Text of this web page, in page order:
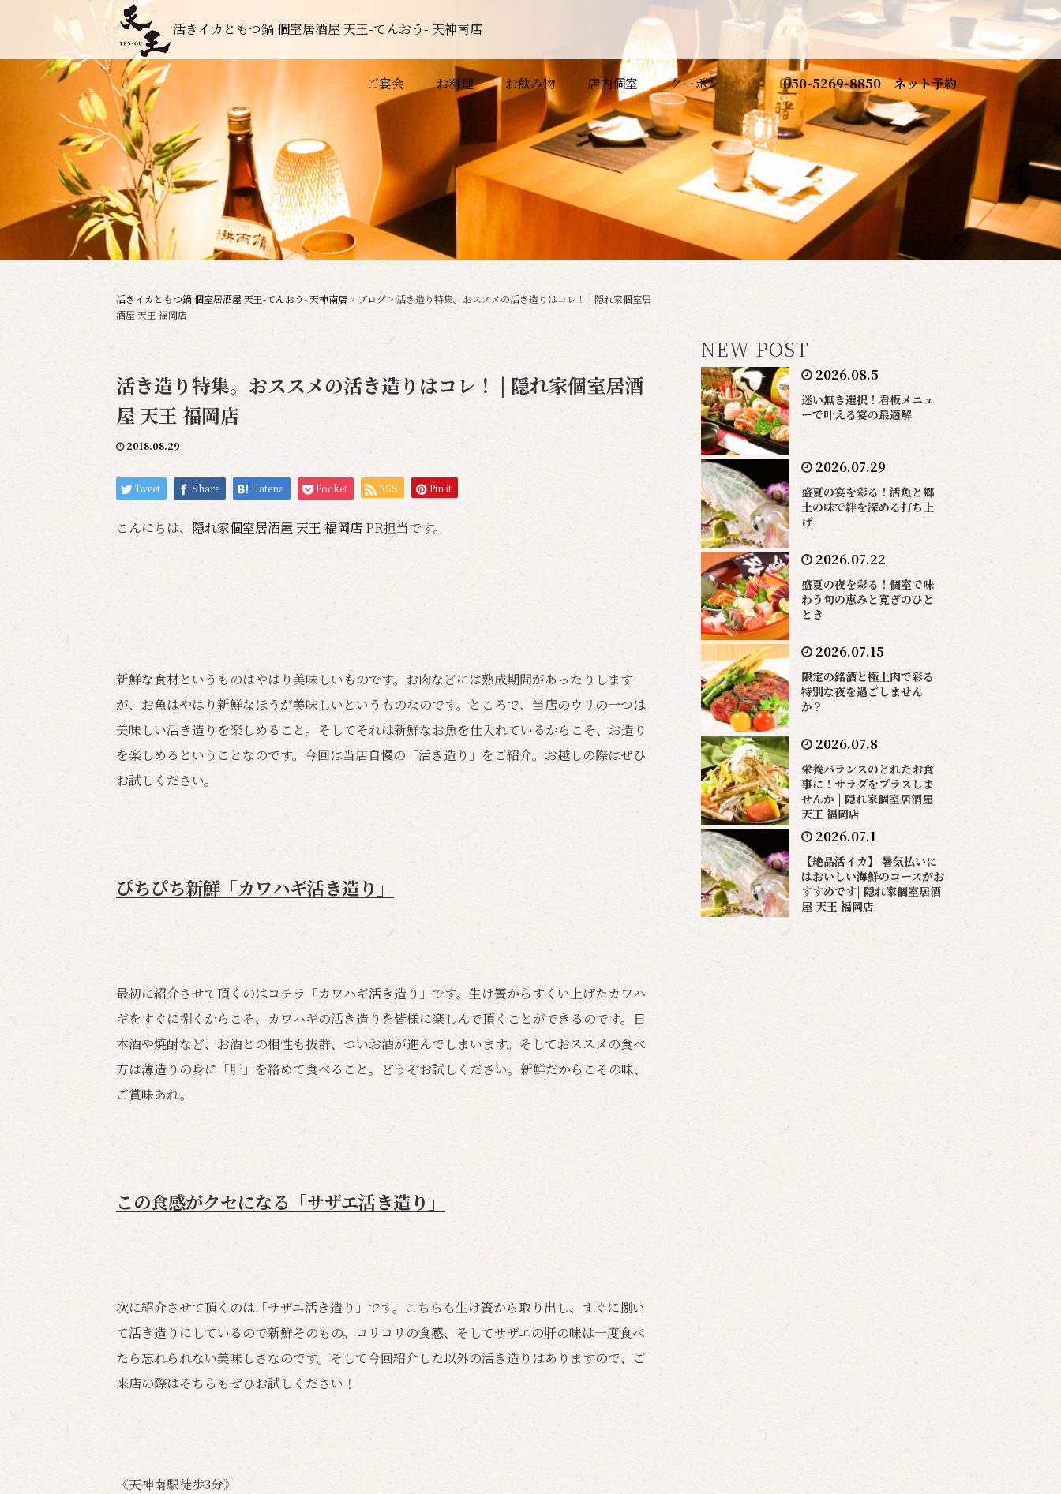
活きイカともつ鍋 個室居酒屋 天王-てんおう- 天神南店
ご宴会 お料理 お飲み物 店内個室 クーポン 050-5269-8850 ネット予約
活きイカともつ鍋 個室居酒屋 天王-てんおう- 天神南店> ブログ> 活き造り特集。おススメの活き造りはコレ！ | 隠れ家個室居
酒屋 天王 福岡店
活き造り特集。おススメの活き造りはコレ！ | 隠れ家個室居酒
屋 天王 福岡店
2018.08.29
Tweet Share Hatena Pocket RSS Pin it
こんにちは、 隠れ家個室居酒屋 天王 福岡店 PR担当です。
新鮮な食材というものはやはり美味しいものです。お肉などには熟成期間があったりします
が、お魚はやはり新鮮なほうが美味しいというものなのです。ところで、当店のウリの一つは
美味しい活き造りを楽しめること。そしてそれは新鮮なお魚を仕入れているからこそ、お造り
を楽しめるということなのです。今回は当店自慢の「活き造り」をご紹介。お越しの際はぜひ
お試しください。
ぴちぴち新鮮「カワハギ活き造り」
最初に紹介させて頂くのはコチラ「カワハギ活き造り」です。生け簀からすくい上げたカワハ
ギをすぐに捌くからこそ、カワハギの活き造りを皆様に楽しんで頂くことができるのです。日
本酒や焼酎など、お酒との相性も抜群、ついお酒が進んでしまいます。そしておススメの食べ
方は薄造りの身に「肝」を絡めて食べること。どうぞお試しください。新鮮だからこその味、
ご賞味あれ。
この食感がクセになる「サザエ活き造り」
次に紹介させて頂くのは「サザエ活き造り」です。こちらも生け簀から取り出し、すぐに捌い
て活き造りにしているので新鮮そのもの。コリコリの食感、そしてサザエの肝の味は一度食べ
たら忘れられない美味しさなのです。そして今回紹介した以外の活き造りはありますので、ご
来店の際はそちらもぜひお試しください！
《天神南駅徒歩3分》
NEW POST
2026.08.5
迷い無き選択！看板メニュ
ーで叶える宴の最適解
2026.07.29
盛夏の宴を彩る！活魚と郷
土の味で絆を深める打ち上
げ
2026.07.22
盛夏の夜を彩る！個室で味
わう旬の恵みと寛ぎのひと
とき
2026.07.15
限定の銘酒と極上肉で彩る
特別な夜を過ごしません
か？
2026.07.8
栄養バランスのとれたお食
事に！サラダをプラスしま
せんか | 隠れ家個室居酒屋
天王 福岡店
2026.07.1
【絶品活イカ】 暑気払いに
はおいしい海鮮のコースがお
すすめです| 隠れ家個室居酒
屋 天王 福岡店